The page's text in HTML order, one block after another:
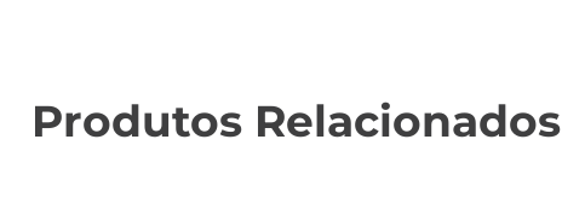
Produtos Relacionados